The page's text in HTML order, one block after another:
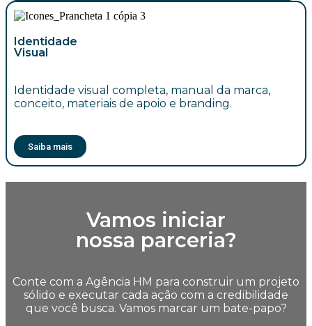
Identidade
Visual
Identidade visual completa, manual da marca,
conceito, materiais de apoio e branding.
Saiba mais
Vamos iniciar
nossa parceria?
Conte com a Agência HM para construir um projeto
sólido e executar cada ação com a credibilidade
que você busca. Vamos marcar um bate-papo?